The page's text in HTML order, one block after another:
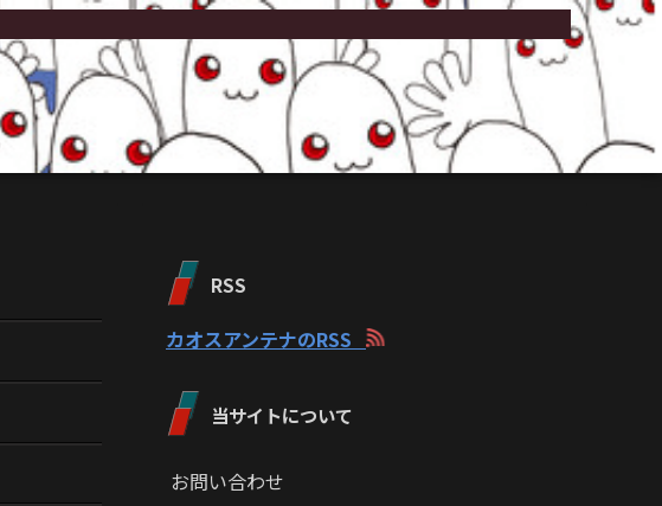
RSS
カオスアンテナのRSS
当サイトについて
お問い合わせ